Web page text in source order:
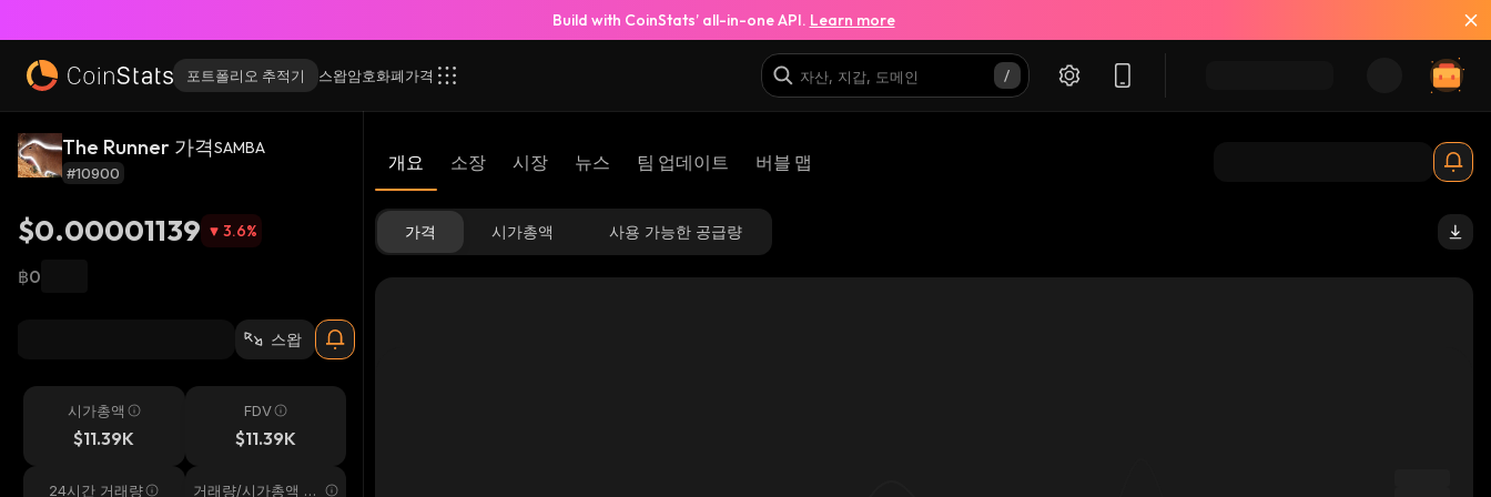
Build with CoinStats’ all-in-one API. Learn more
포트폴리오 추적기 스왑암호화폐가격
The Runner 가격SAMBA
#10900
$0.00001139 3.6%
฿0
스왑
시가총액
$11.39K
FDV
$11.39K
24시간 거래량 거래량/시가총액 24
개요 소장 시장 뉴스 팀 업데이트 버블 맵
가격 시가총액 사용 가능한 공급량